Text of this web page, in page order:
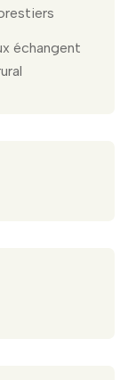
échangent